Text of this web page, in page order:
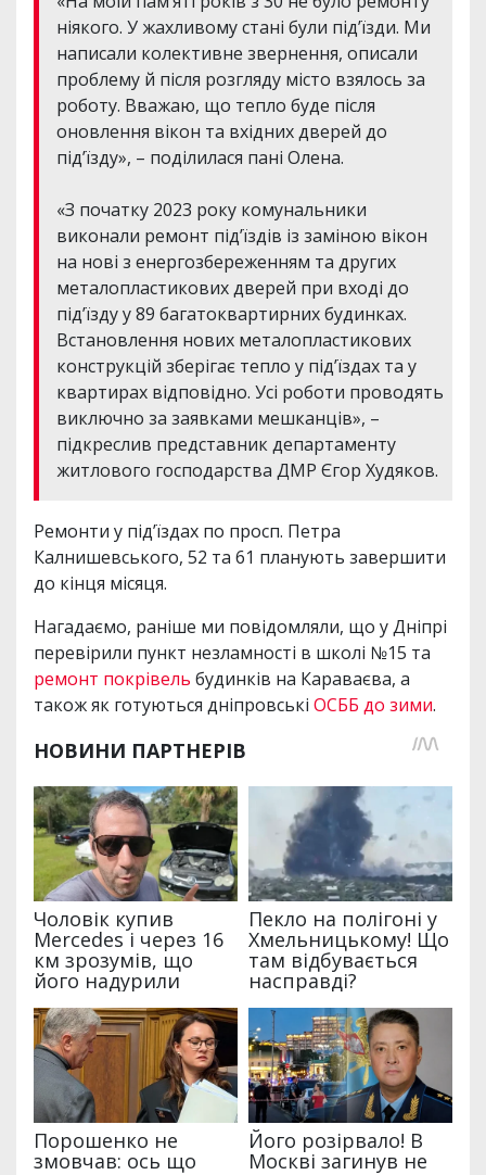
ніякого. У жахливому стані були під’їзди. Ми
написали колективне звернення, описали
проблему й після розгляду місто взялось за
роботу. Вважаю, що тепло буде після
оновлення вікон та вхідних дверей до
під’їзду», – поділилася пані Олена.
«З початку 2023 року комунальники
виконали ремонт під’їздів із заміною вікон
на нові з енергозбереженням та других
металопластикових дверей при вході до
під’їзду у 89 багатоквартирних будинках.
Встановлення нових металопластикових
конструкцій зберігає тепло у під’їздах та у
квартирах відповідно. Усі роботи проводять
виключно за заявками мешканців», –
підкреслив представник департаменту
житлового господарства ДМР Єгор Худяков.
Ремонти у під’їздах по просп. Петра
Калнишевського, 52 та 61 планують завершити
до кінця місяця.
Нагадаємо, раніше ми повідомляли, що у Дніпрі
перевірили пункт незламності в школі №15 та
ремонт покрівель будинків на Караваєва, а
також як готуються дніпровські ОСББ до зими.